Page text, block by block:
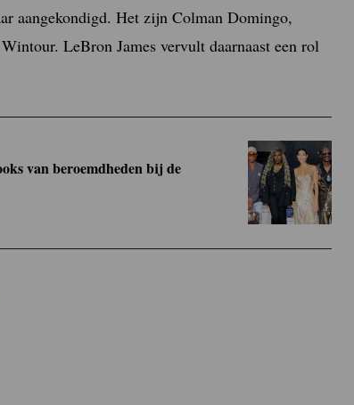
aangekondigd. Het zijn Colman Domingo,
LeBron James vervult daarnaast een rol
van beroemdheden bij de